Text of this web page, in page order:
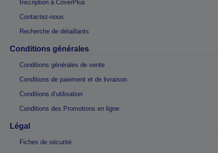
Inscription à CoverPlus
Contactez-nous
Recherche de détaillants
Conditions générales
Conditions générales de vente
Conditions de paiement et de livraison
Conditions d’utilisation
Conditions des Promotions en ligne
Légal
Fiches de sécurité